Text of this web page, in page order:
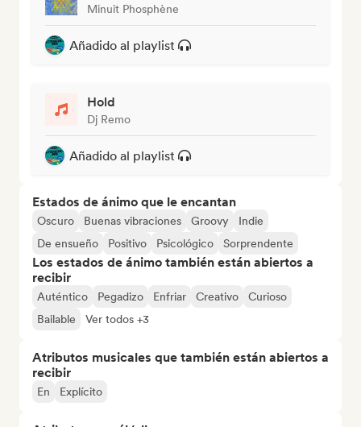
Minuit Phosphène
Añadido al playlist
Hold
Dj Remo
Añadido al playlist
Estados de ánimo que le encantan
Oscuro Buenas vibraciones Groovy
Indie
De ensueño
Positivo Psicológico Sorprendente
Los estados de ánimo también están abiertos a
recibir
Auténtico Pegadizo Enfriar Creativo
Curioso
Bailable
Ver todos +3
Atributos musicales que también están abiertos a
recibir
En Explícito